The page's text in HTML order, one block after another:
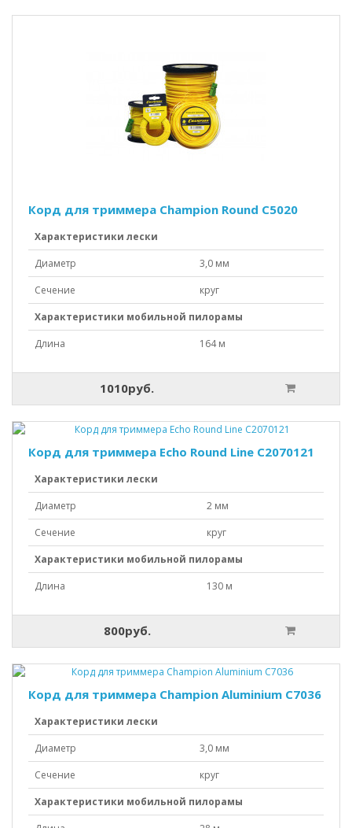
Корд для триммера Champion Round C5020
Характеристики лески
Диаметр
3,0 мм
Сечение
круг
Характеристики мобильной пилорамы
Длина
164 м
1010руб.
Корд для триммера Echo Round Line C2070121
Характеристики лески
Диаметр
2 мм
Сечение
круг
Характеристики мобильной пилорамы
Длина
130 м
800руб.
Корд для триммера Champion Aluminium C7036
Характеристики лески
Диаметр
3,0 мм
Сечение
круг
Характеристики мобильной пилорамы